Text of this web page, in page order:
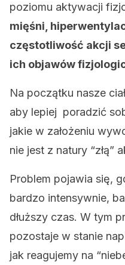
poziomu aktywacji
mięśni,
częstotliwość akcji
ich objawów
Na początku nasze
aby lepiej poradzić
jakie w założeniu
nie jest z natury “złą”
Problem pojawia się,
bardzo intensywnie,
dłuższy czas. W tym
pozostaje w stanie
jak reagujemy na